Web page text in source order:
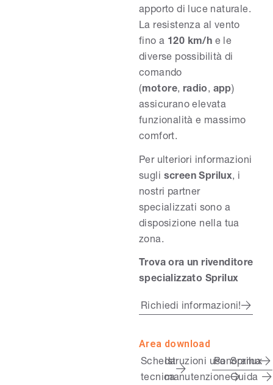
apporto di luce naturale.
La resistenza al vento
fino a 120 km/h e le
diverse possibilità di
comando
(motore, radio, app)
assicurano elevata
funzionalità e massimo
comfort.
Per ulteriori informazioni
sugli screen Sprilux, i
nostri partner
specializzati sono a
disposizione nella tua
zona.
Trova ora un rivenditore
specializzato Sprilux
Richiedi informazioni!
Area download
Scheda
tecnica
Istruzioni uso
manutenzione
Panorama
Sprilux
Guida